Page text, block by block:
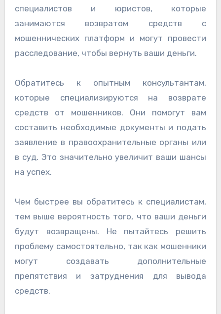
специалистов и юристов, которые
занимаются возвратом средств с
мошеннических платформ и могут провести
расследование, чтобы вернуть ваши деньги.
Обратитесь к опытным консультантам,
которые специализируются на возврате
средств от мошенников. Они помогут вам
составить необходимые документы и подать
заявление в правоохранительные органы или
в суд. Это значительно увеличит ваши шансы
на успех.
Чем быстрее вы обратитесь к специалистам,
тем выше вероятность того, что ваши деньги
будут возвращены. Не пытайтесь решить
проблему самостоятельно, так как мошенники
могут создавать дополнительные
препятствия и затруднения для вывода
средств.